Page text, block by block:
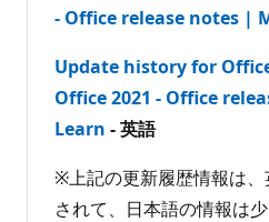
- Office release notes |
Update history for
Office 2021 - Office
Learn ‐ 英語
※上記の更新履歴情報は
されて、日本語の情報は